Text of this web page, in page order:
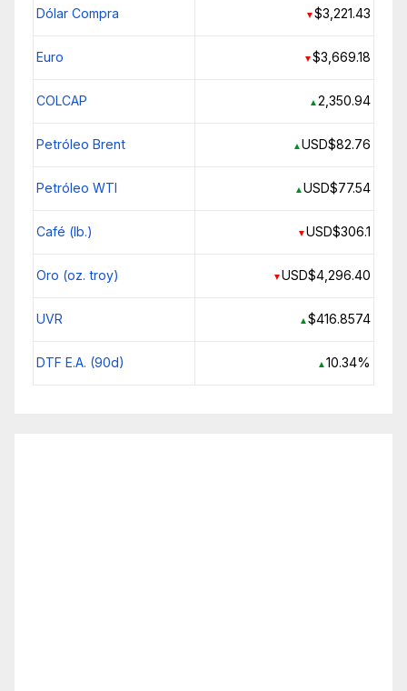
Dólar Compra ▼$3,221.43
Euro ▼$3,669.18
COLCAP ▲2,350.94
Petróleo Brent ▲USD$82.76
Petróleo WTI ▲USD$77.54
Café (lb.) ▼USD$306.1
Oro (oz. troy) ▼USD$4,296.40
UVR ▲$416.8574
DTF E.A. (90d) ▲10.34%